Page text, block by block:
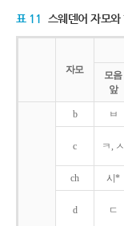
표 11 스웨덴어 자모
자모
모음
앞
b ㅂ
c ㅋ, ㅅ
ch 시*
d ㄷ